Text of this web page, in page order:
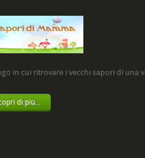
in cui ritrovare i vecchi sapori di una
di più...